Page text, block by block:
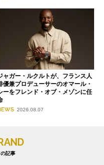
ャガー・ルクルトが、フランス人
優兼プロデューサーのオマール・
ーをフレンド・オブ・メゾンに任
2026.08.07
記事